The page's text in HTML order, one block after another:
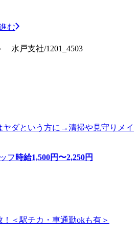
む
水戸支社/1201_4503
ヤダという方に→清掃や見守りメイ
フ 時給1,500円〜2,250円
＜駅チカ・車通勤okも有＞